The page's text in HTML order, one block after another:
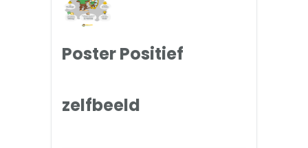
Poster Positief
zelfbeeld